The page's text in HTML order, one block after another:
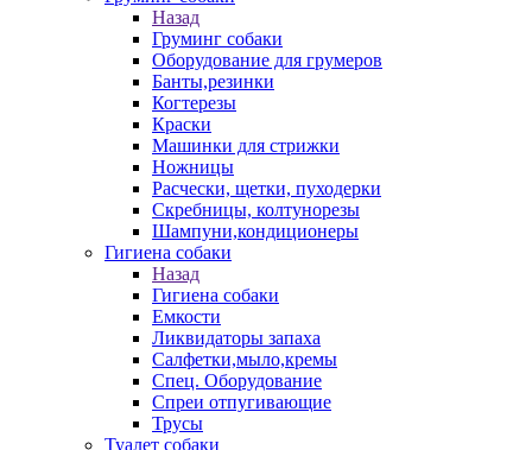
Назад
Груминг собаки
Оборудование для грумеров
Банты,резинки
Когтерезы
Краски
Машинки для стрижки
Ножницы
Расчески, щетки, пуходерки
Скребницы, колтунорезы
Шампуни,кондиционеры
Гигиена собаки
Назад
Гигиена собаки
Емкости
Ликвидаторы запаха
Салфетки,мыло,кремы
Спец. Оборудование
Спреи отпугивающие
Трусы
Туалет собаки